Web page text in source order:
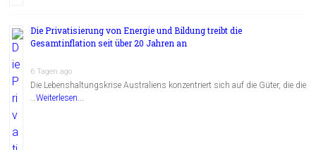
Die Privatisierung von Energie und Bildung treibt die
Gesamtinflation seit über 20 Jahren an
6 Tagen ago
Die Lebenshaltungskrise Australiens konzentriert sich auf die Güter, die die
…Weiterlesen...